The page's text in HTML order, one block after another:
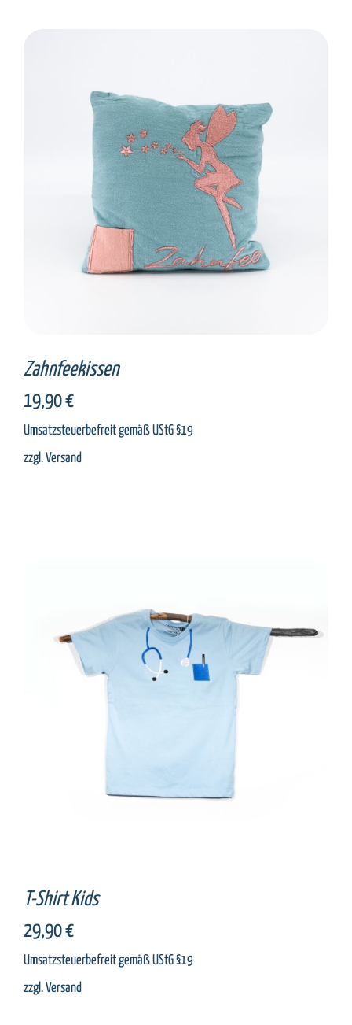
SELECT OPTIONS / DETAILS
Zahnfeekissen
19,90€
Umsatzsteuerbefreit gemäß UStG §19
zzgl.Versand
T-Shirt Kids
29,90€
Umsatzsteuerbefreit gemäß UStG §19
zzgl.Versand